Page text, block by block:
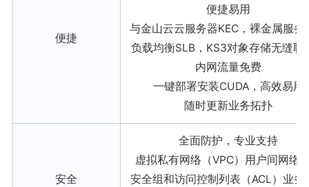
便捷
便捷易用
与金山云云服务器KEC，裸金属服务
负载均衡SLB，KS3对象存储无缝联
内网流量免费
一键部署安装CUDA，高效易用
随时更新业务拓扑
安全
全面防护，专业支持
虚拟私有网络（VPC）用户间网络
安全组和访问控制列表（ACL）业务